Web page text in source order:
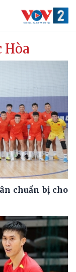
Hòa
chuẩn bị cho